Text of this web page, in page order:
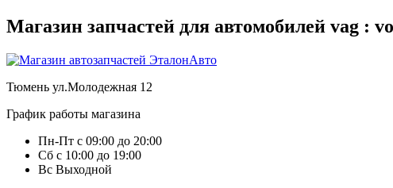
Магазин запчастей для автомобилей vag :
Тюмень ул.Молодежная 12
График работы магазина
Пн-Пт с 09:00 до 20:00
Сб с 10:00 до 19:00
Вс Выходной